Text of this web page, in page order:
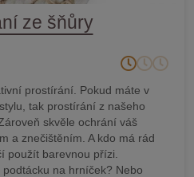
ze šňůry
prostírání. Pokud máte v
tak prostírání z našeho
skvěle ochrání váš
a znečištěním. A kdo má rád
použít barevnou přízi.
na hrníček? Nebo